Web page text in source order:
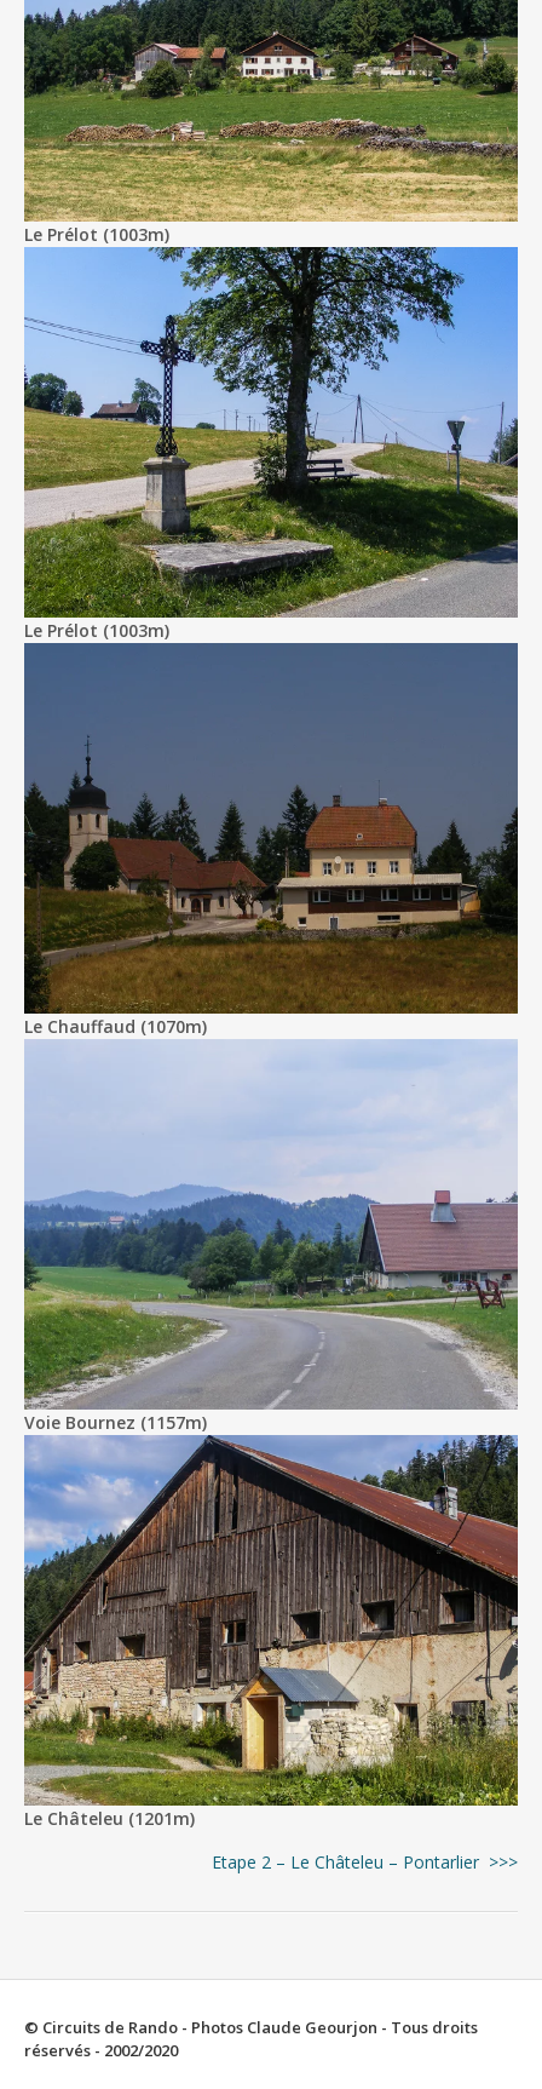
Le Prélot (1003m)
Le Prélot (1003m)
Le Chauffaud (1070m)
Voie Bournez (1157m)
Le Châteleu (1201m)
Etape 2 – Le Châteleu – Pontarlier >>>
© Circuits de Rando - Photos Claude Geourjon - Tous droits
réservés - 2002/2020